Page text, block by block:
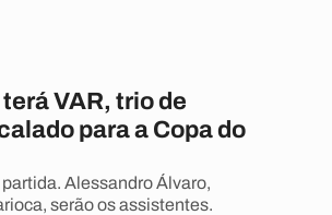
VAR, trio de
para a Copa do
Alessandro Álvaro,
serão os assistentes.